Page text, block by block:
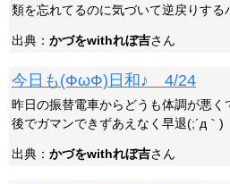
類を忘れてるのに気づいて逆戻りする
出典： かづをwithれぼ吉さん
今日も(ФωФ)日和♪ 4/24
昨日の振替電車からどうも体調が悪
後でガマンできずあえなく早退(;´д｀)
出典： かづをwithれぼ吉さん